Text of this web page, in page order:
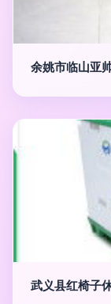
余姚市临山亚
武义县红椅子